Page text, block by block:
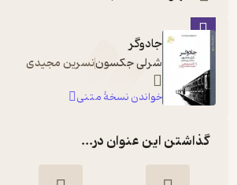
جادوگر
شرلی جکسوننسرین مجیدی
خواندن نسخۀ متنی
گذاشتن این عنوان در...